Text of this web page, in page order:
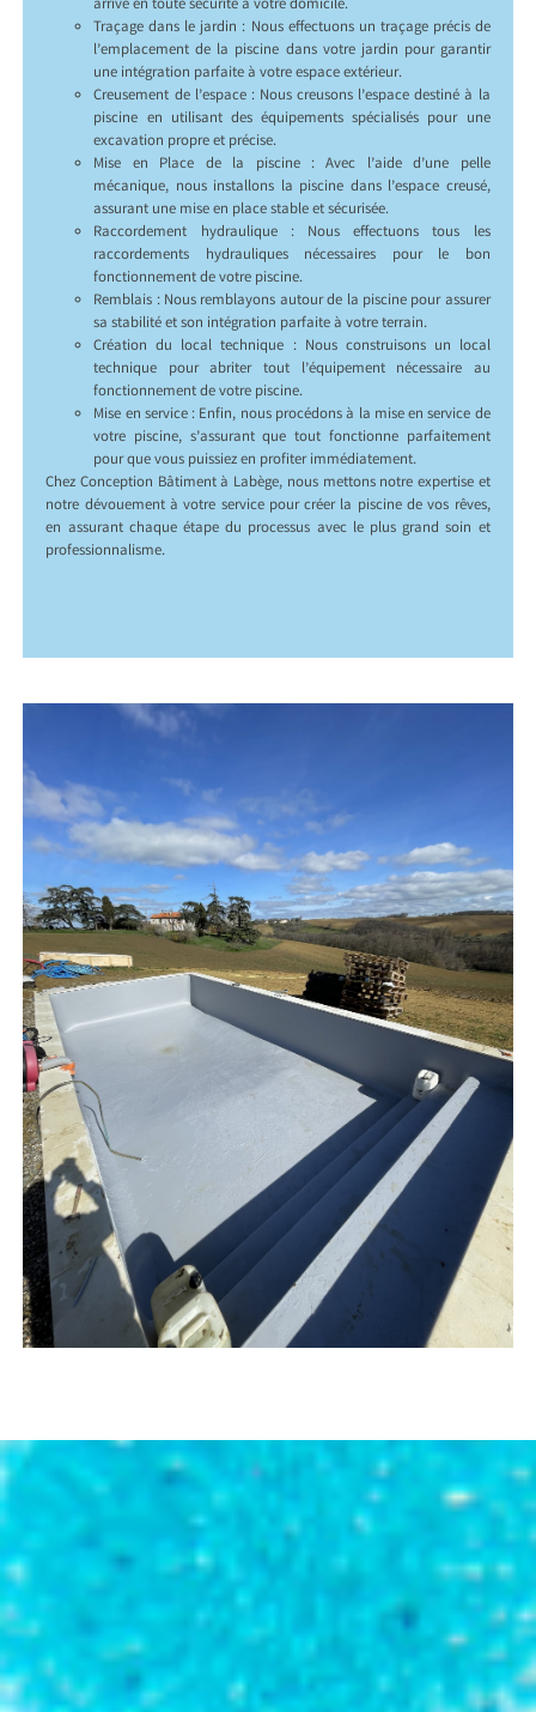
arrive en toute sécurité à votre domicile.
Traçage dans le jardin : Nous effectuons un traçage précis de
l’emplacement de la piscine dans votre jardin pour garantir
une intégration parfaite à votre espace extérieur.
Creusement de l’espace : Nous creusons l’espace destiné à la
piscine en utilisant des équipements spécialisés pour une
excavation propre et précise.
Mise en Place de la piscine : Avec l’aide d’une pelle
mécanique, nous installons la piscine dans l’espace creusé,
assurant une mise en place stable et sécurisée.
Raccordement hydraulique : Nous effectuons tous les
raccordements hydrauliques nécessaires pour le bon
fonctionnement de votre piscine.
Remblais : Nous remblayons autour de la piscine pour assurer
sa stabilité et son intégration parfaite à votre terrain.
Création du local technique : Nous construisons un local
technique pour abriter tout l’équipement nécessaire au
fonctionnement de votre piscine.
Mise en service : Enfin, nous procédons à la mise en service de
votre piscine, s’assurant que tout fonctionne parfaitement
pour que vous puissiez en profiter immédiatement.
Chez Conception Bâtiment à Labège, nous mettons notre expertise et
notre dévouement à votre service pour créer la piscine de vos rêves,
en assurant chaque étape du processus avec le plus grand soin et
professionnalisme.